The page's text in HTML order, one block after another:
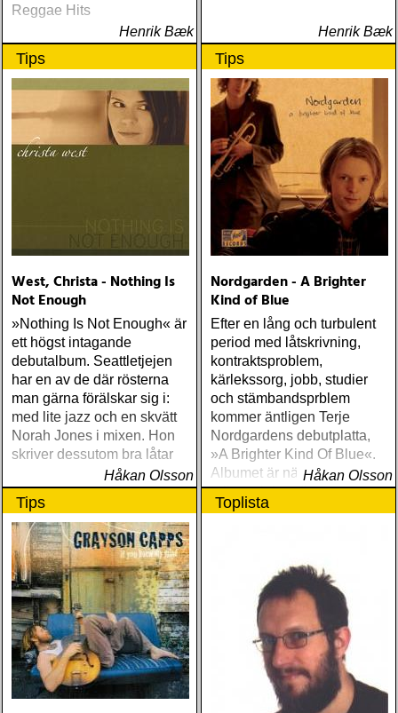
Reggae Hits
Henrik Bæk
Henrik Bæk
Tips
West, Christa - Nothing Is
Not Enough
»Nothing Is Not Enough« är
ett högst intagande
debutalbum. Seattletjejen
har en av de där rösterna
man gärna förälskar sig i:
med lite jazz och en skvätt
Norah Jones i mixen. Hon
skriver dessutom bra låtar
Håkan Olsson
Tips
Nordgarden - A Brighter
Kind of Blue
Efter en lång och turbulent
period med låtskrivning,
kontraktsproblem,
kärlekssorg, jobb, studier
och stämbandsprblem
kommer äntligen Terje
Nordgardens debutplatta,
»A Brighter Kind Of Blue«.
Albumet är nära, enkelt och
ärligt och handlar om
upplevelser och historier
Håkan Olsson
Tips Toplista